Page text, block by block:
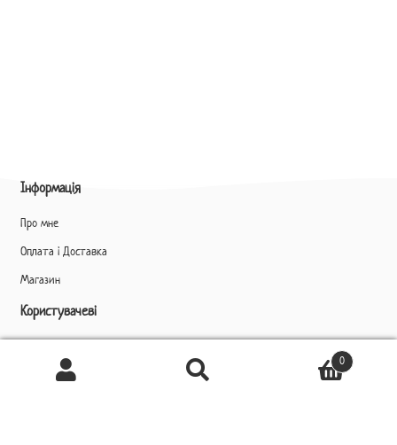
Інформація
Про мне
Оплата і Доставка
Магазин
Користувачеві
Ukrainian
Шукати
0